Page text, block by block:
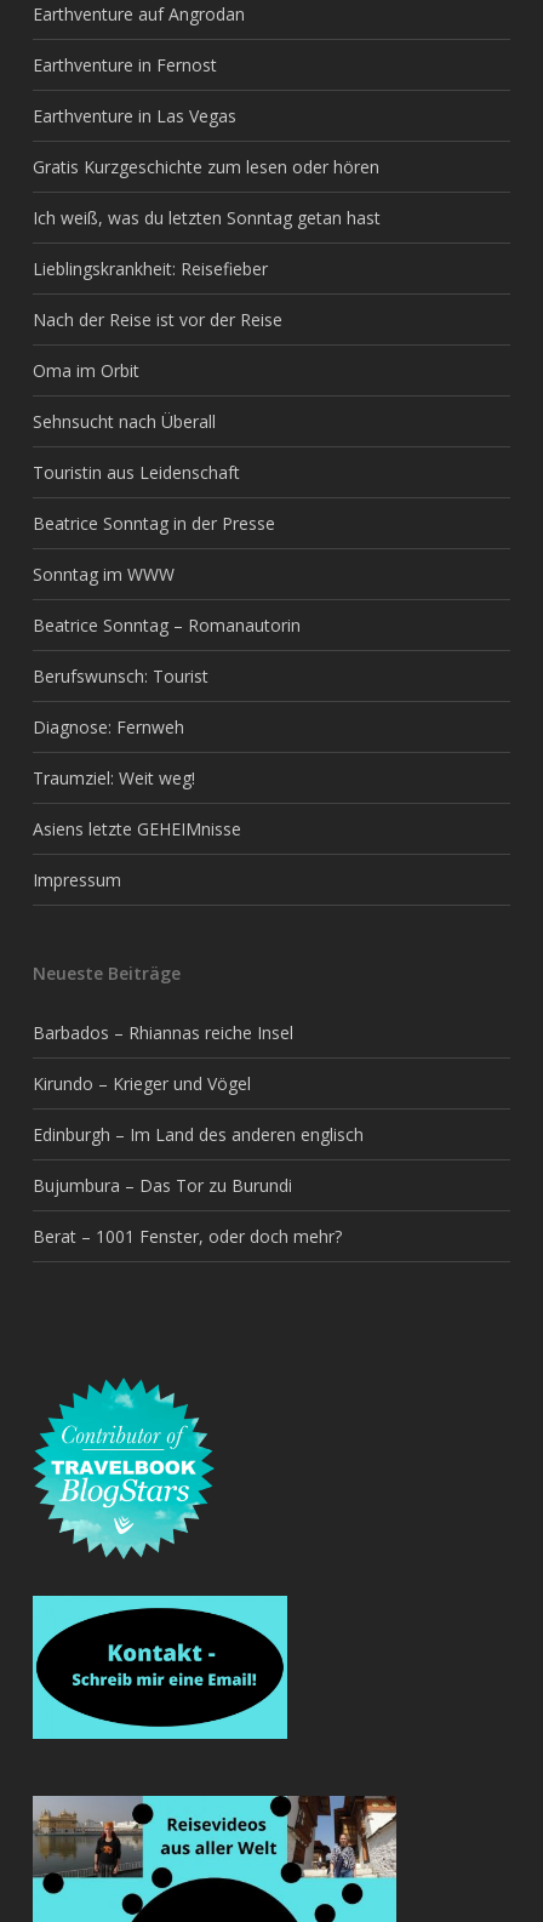
Earthventure auf Angrodan
Earthventure in Fernost
Earthventure in Las Vegas
Gratis Kurzgeschichte zum lesen oder hören
Ich weiß, was du letzten Sonntag getan hast
Lieblingskrankheit: Reisefieber
Nach der Reise ist vor der Reise
Oma im Orbit
Sehnsucht nach Überall
Touristin aus Leidenschaft
Beatrice Sonntag in der Presse
Sonntag im WWW
Beatrice Sonntag – Romanautorin
Berufswunsch: Tourist
Diagnose: Fernweh
Traumziel: Weit weg!
Asiens letzte GEHEIMnisse
Impressum
Neueste Beiträge
Barbados – Rhiannas reiche Insel
Kirundo – Krieger und Vögel
Edinburgh – Im Land des anderen englisch
Bujumbura – Das Tor zu Burundi
Berat – 1001 Fenster, oder doch mehr?